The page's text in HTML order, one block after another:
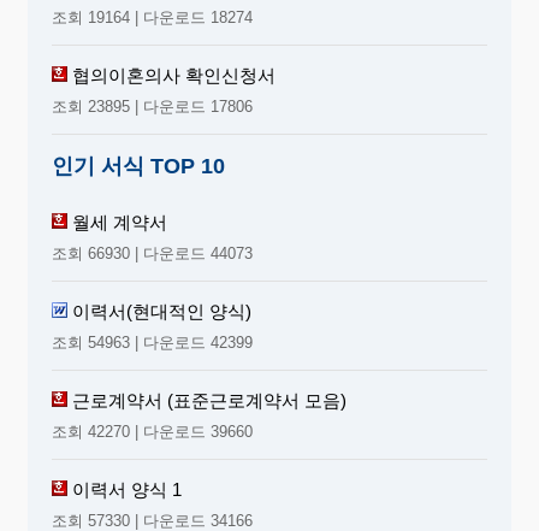
조회 19164 | 다운로드 18274
협의이혼의사 확인신청서
조회 23895 | 다운로드 17806
인기 서식 TOP 10
월세 계약서
조회 66930 | 다운로드 44073
이력서(현대적인 양식)
조회 54963 | 다운로드 42399
근로계약서 (표준근로계약서 모음)
조회 42270 | 다운로드 39660
이력서 양식 1
조회 57330 | 다운로드 34166